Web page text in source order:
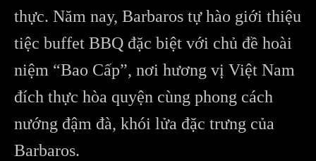
thực. Năm nay, Barbaros tự hào giới thiệu
tiệc buffet BBQ đặc biệt với chủ đề hoài
niệm “Bao Cấp”, nơi hương vị Việt Nam
đích thực hòa quyện cùng phong cách
nướng đậm đà, khói lửa đặc trưng của
Barbaros.